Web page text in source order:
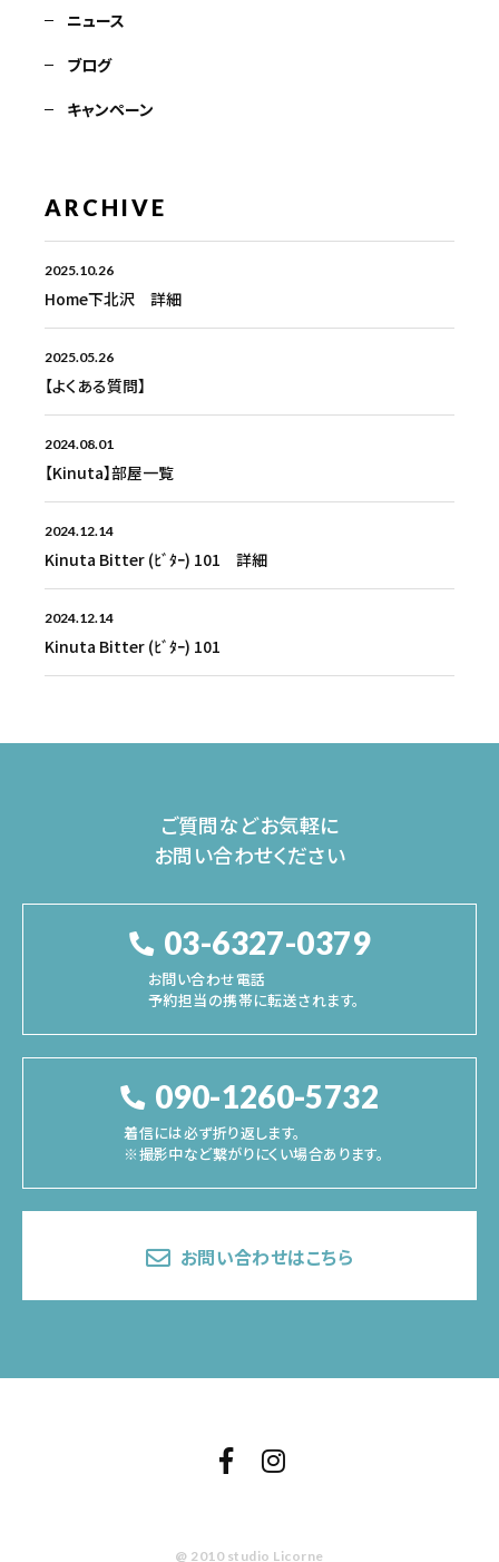
ニュース
ブログ
キャンペーン
ARCHIVE
2025.10.26
Home下北沢 詳細
2025.05.26
【よくある質問】
2024.08.01
【Kinuta】部屋一覧
2024.12.14
Kinuta Bitter (ﾋﾞﾀｰ) 101 詳細
2024.12.14
Kinuta Bitter (ﾋﾞﾀｰ) 101
ご質問などお気軽に
お問い合わせください
03-6327-0379
お問い合わせ電話
予約担当の携帯に転送されます。
090-1260-5732
着信には必ず折り返します。
※撮影中など繋がりにくい場合あります。
お問い合わせはこちら
@ 2010 studio Licorne